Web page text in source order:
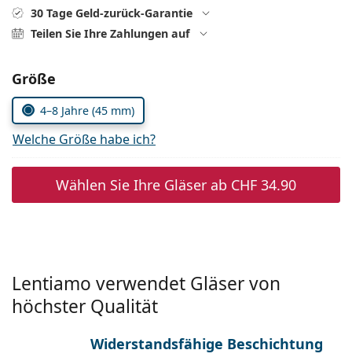
Alle Marken
Persol
30 Tage Geld-zurück-Garantie
Teilen Sie Ihre Zahlungen auf
Parameter wählen
Größe
4–8 Jahre (45 mm)
Welche Größe habe ich?
Wählen Sie Ihre Gläser ab CHF 34.90
Lentiamo verwendet Gläser von
höchster Qualität
Widerstandsfähige Beschichtung